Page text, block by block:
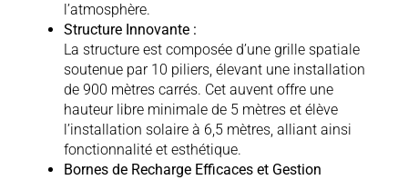
l’atmosphère.
Structure Innovante :
La structure est composée d’une grille spatiale
soutenue par 10 piliers, élevant une installation
de 900 mètres carrés. Cet auvent offre une
hauteur libre minimale de 5 mètres et élève
l’installation solaire à 6,5 mètres, alliant ainsi
fonctionnalité et esthétique.
Bornes de Recharge Efficaces et Gestion